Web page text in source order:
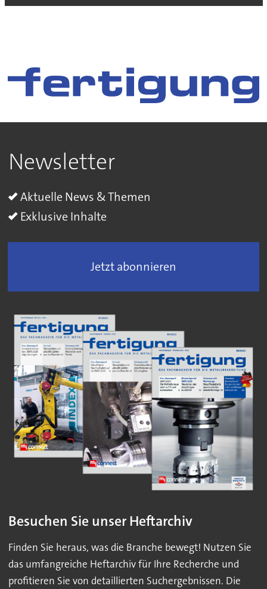
Newsletter
Aktuelle News & Themen
Exklusive Inhalte
Jetzt abonnieren
Besuchen Sie unser Heftarchiv
Finden Sie heraus, was die Branche bewegt! Nutzen Sie
das umfangreiche Heftarchiv für Ihre Recherche und
profitieren Sie von detaillierten Suchergebnissen. Die